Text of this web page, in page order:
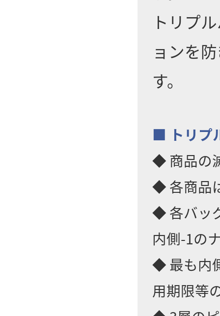
トリプ
ョンを
す。
■ トリプ
◆ 商品の
◆ 各商品
◆ 各バッ
内側-1の
◆ 最も内
用期限等